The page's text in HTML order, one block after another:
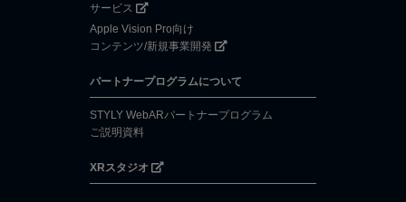
サービス
Apple Vision Pro向け
コンテンツ/新規事業開発
パートナープログラムについて
STYLY WebARパートナープログラム
ご説明資料
XRスタジオ